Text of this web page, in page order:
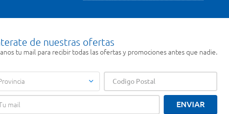
de nuestras ofertas
tu mail para recibir todas las ofertas y promociones antes que nadie.
ENVIAR